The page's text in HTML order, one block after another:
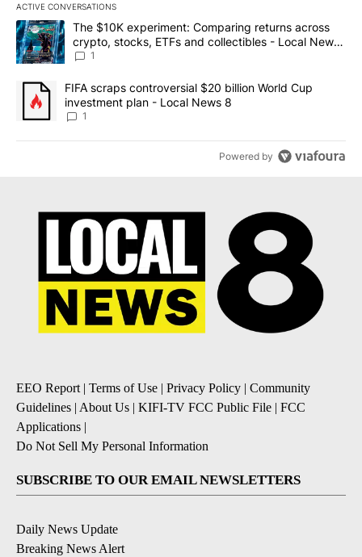
ACTIVE CONVERSATIONS
The following is a list of the most commented articles in the last
A trending article titled "The $10K experiment: Comparing
The $10K experiment: Comparing returns across
crypto, stocks, ETFs and collectibles - Local News
8
1
A trending article titled "FIFA scraps controversial $20 billion
FIFA scraps controversial $20 billion World Cup
investment plan - Local News 8
1
Powered by
EEO Report| Terms of Use | Privacy Policy | Community
Guidelines | About Us | KIFI-TV FCC Public File | FCC
Applications |
Do Not Sell My Personal Information
SUBSCRIBE TO OUR EMAIL NEWSLETTERS
Daily News Update
Breaking News Alert